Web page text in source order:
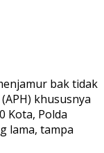
bak tidak
khususnya
Kota, Polda
lama, tampa